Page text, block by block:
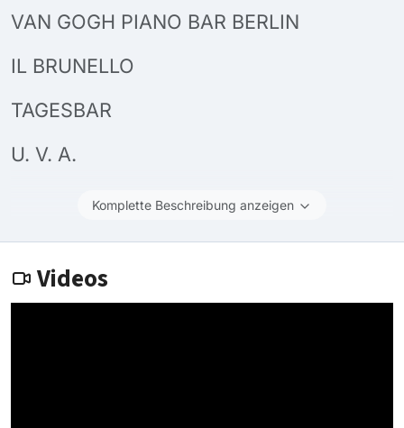
VAN GOGH PIANO BAR BERLIN
IL BRUNELLO
TAGESBAR
U. V. A.
Komplette Beschreibung anzeigen
Videos